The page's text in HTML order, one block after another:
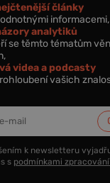
články
informacemi,
analytiků
se těmto tématům
videa a podcasty
vašich
k newsletteru
s podmínkami